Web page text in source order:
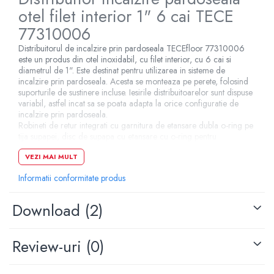
Pompe de caldura
Centrale peleti lemn
otel filet interior 1" 6 cai TECE
77310006
Distribuitorul de incalzire prin pardoseala TECEfloor 77310006
este un produs din otel inoxidabil, cu filet interior, cu 6 cai si
diametrul de 1". Este destinat pentru utilizarea in sisteme de
incalzire prin pardoseala. Acesta se monteaza pe perete, folosind
suporturile de sustinere incluse. Iesirile distribuitoarelor sunt dispuse
variabil, astfel incat sa se poata adapta la orice configuratie de
incalzire prin pardoseala.
Robineti de retur integrati cu garnitura de etansare dubla o-ring pe
inchiderea fiabila permanenta a circuitelor de incalzire, debitmetru
cu inchidere, 0,5-4 litri cu mecanism de blocare conform DIN EN
1264-4.
Numar cai: 6
Racord distribuitor: 1"
VEZI MAI MULT
Informatii conformitate produs
Download (2)
Review-uri (0)